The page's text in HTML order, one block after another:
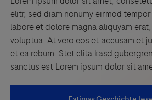
elitr, sed diam nonumy eirmod
labore et dolore magna aliquyam
voluptua. At vero eos et accusam et
et ea rebum. Stet clita kasd
sanctus est Lorem ipsum dolor sit